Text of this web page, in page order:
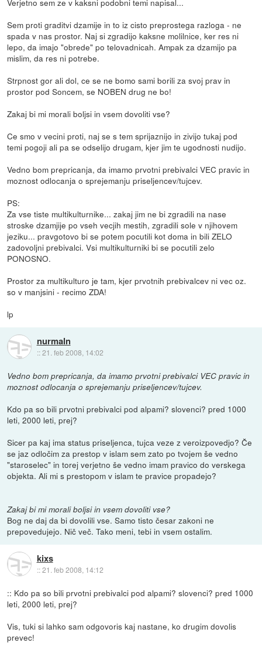
Verjetno sem ze v kaksni podobni temi napisal...
Sem proti graditvi dzamije in to iz cisto preprostega razloga - ne
spada v nas prostor. Naj si zgradijo kaksne molilnice, ker res ni
lepo, da imajo "obrede" po telovadnicah. Ampak za dzamijo pa
mislim, da res ni potrebe.
Strpnost gor ali dol, ce se ne bomo sami borili za svoj prav in
prostor pod Soncem, se NOBEN drug ne bo!
Zakaj bi mi morali boljsi in vsem dovoliti vse?
Ce smo v vecini proti, naj se s tem sprijaznijo in zivijo tukaj pod
temi pogoji ali pa se odselijo drugam, kjer jim te ugodnosti nudijo.
Vedno bom prepricanja, da imamo prvotni prebivalci VEC pravic in
moznost odlocanja o sprejemanju priseljencev/tujcev.
PS:
Za vse tiste multikulturnike... zakaj jim ne bi zgradili na nase
stroske dzamjije po vseh vecjih mestih, zgradili sole v njihovem
jeziku... pravgotovo bi se potem pocutili kot doma in bili ZELO
zadovoljni prebivalci. Vsi multikulturniki bi se pocutili zelo
PONOSNO.
Prostor za multikulturo je tam, kjer prvotnih prebivalcev ni vec oz.
so v manjsini - recimo ZDA!
lp
nurmaln
::21. feb 2008, 14:02
Vedno bom prepricanja, da imamo prvotni prebivalci VEC pravic in
moznost odlocanja o sprejemanju priseljencev/tujcev.
Kdo pa so bili prvotni prebivalci pod alpami? slovenci? pred 1000
leti, 2000 leti, prej?
Sicer pa kaj ima status priseljenca, tujca veze z veroizpovedjo? Če
se jaz odločim za prestop v islam sem zato po tvojem še vedno
"staroselec" in torej verjetno še vedno imam pravico do verskega
objekta. Ali mi s prestopom v islam te pravice propadejo?
Zakaj bi mi morali boljsi in vsem dovoliti vse?
Bog ne daj da bi dovolili vse. Samo tisto česar zakoni ne
prepovedujejo. Nič več. Tako meni, tebi in vsem ostalim.
kixs
::21. feb 2008, 14:12
:: Kdo pa so bili prvotni prebivalci pod alpami? slovenci? pred 1000
leti, 2000 leti, prej?
Vis, tuki si lahko sam odgovoris kaj nastane, ko drugim dovolis
prevec!